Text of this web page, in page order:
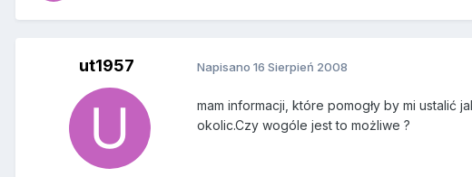
ut1957 Napisano 16 Sierpień 2008
mam informacji, które pomogły by mi ustalić
okolic.Czy wogóle jest to możliwe ?